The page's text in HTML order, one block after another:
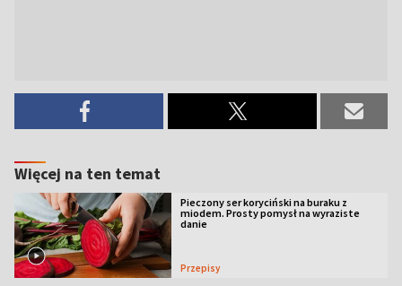
Więcej na ten temat
Pieczony ser koryciński na buraku z
miodem. Prosty pomysł na wyraziste
danie
Przepisy